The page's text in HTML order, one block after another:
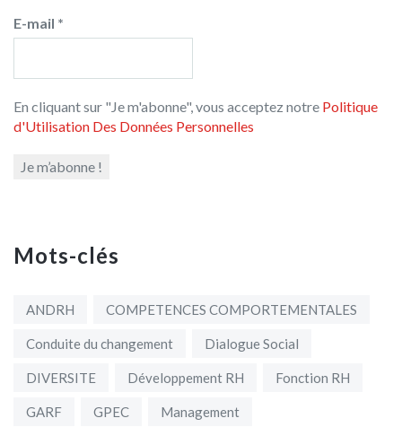
E-mail *
En cliquant sur "Je m'abonne", vous acceptez notre Politique
d'Utilisation Des Données Personnelles
Mots-clés
ANDRH COMPETENCES COMPORTEMENTALES
Conduite du changement Dialogue Social
DIVERSITE Développement RH Fonction RH
GARF GPEC Management